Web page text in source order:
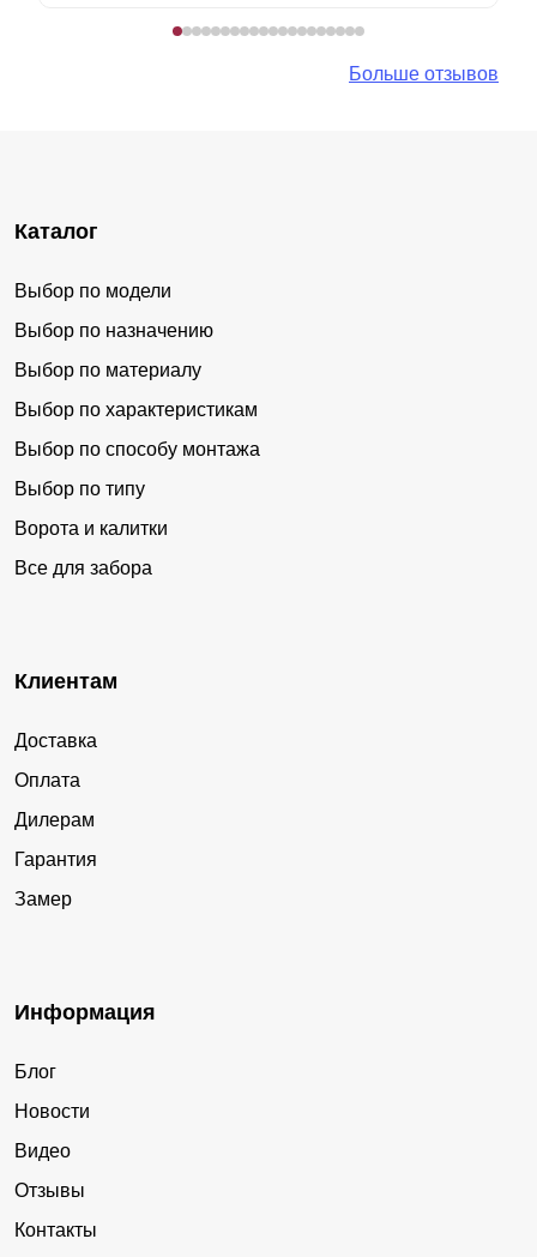
Больше отзывов
Каталог
Выбор по модели
Выбор по назначению
Выбор по материалу
Выбор по характеристикам
Выбор по способу монтажа
Выбор по типу
Ворота и калитки
Все для забора
Клиентам
Доставка
Оплата
Дилерам
Гарантия
Замер
Информация
Блог
Новости
Видео
Отзывы
Контакты